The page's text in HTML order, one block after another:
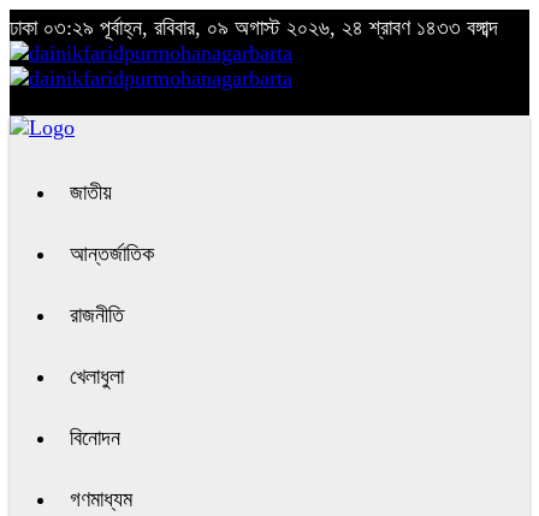
ঢাকা ০৩:২৯ পূর্বাহ্ন, রবিবার, ০৯ অগাস্ট ২০২৬, ২৪ শ্রাবণ ১৪৩৩ বঙ্গাব্দ
জাতীয়
আন্তর্জাতিক
রাজনীতি
খেলাধুলা
বিনোদন
গণমাধ্যম